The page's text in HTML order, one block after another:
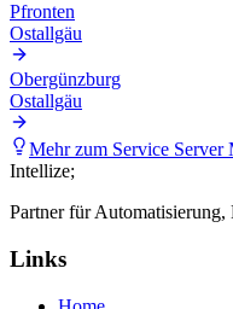
Pfronten
Ostallgäu
Obergünzburg
Ostallgäu
Mehr zum Service Server
Intellize;
Partner für
Links